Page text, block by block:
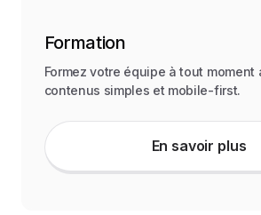
Formation
Formez votre équipe à tout moment
contenus simples et mobile-first.
En savoir plus